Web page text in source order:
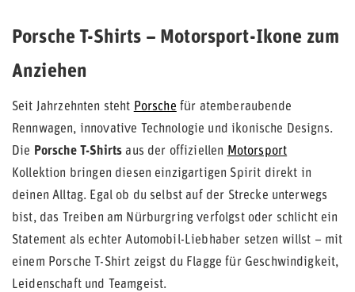
Porsche T-Shirts – Motorsport-Ikone zum
Anziehen
Seit Jahrzehnten steht Porsche für atemberaubende
Rennwagen, innovative Technologie und ikonische Designs.
Die Porsche T-Shirts aus der offiziellen Motorsport
Kollektion bringen diesen einzigartigen Spirit direkt in
deinen Alltag. Egal ob du selbst auf der Strecke unterwegs
bist, das Treiben am Nürburgring verfolgst oder schlicht ein
Statement als echter Automobil-Liebhaber setzen willst – mit
einem Porsche T-Shirt zeigst du Flagge für Geschwindigkeit,
Leidenschaft und Teamgeist.